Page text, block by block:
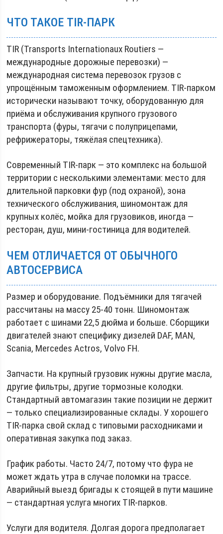
ЧТО ТАКОЕ TIR-ПАРК
TIR (Transports Internationaux Routiers —
международные дорожные перевозки) —
международная система перевозок грузов с
упрощённым таможенным оформлением. TIR-парком
исторически называют точку, оборудованную для
приёма и обслуживания крупного грузового
транспорта (фуры, тягачи с полуприцепами,
рефрижераторы, тяжёлая спецтехника).
Современный TIR-парк — это комплекс на большой
территории с несколькими элементами: место для
длительной парковки фур (под охраной), зона
технического обслуживания, шиномонтаж для
крупных колёс, мойка для грузовиков, иногда —
ресторан, душ, мини-гостиница для водителей.
ЧЕМ ОТЛИЧАЕТСЯ ОТ ОБЫЧНОГО
АВТОСЕРВИСА
Размер и оборудование. Подъёмники для тягачей
рассчитаны на массу 25-40 тонн. Шиномонтаж
работает с шинами 22,5 дюйма и больше. Сборщики
двигателей знают специфику дизелей DAF, MAN,
Scania, Mercedes Actros, Volvo FH.
Запчасти. На крупный грузовик нужны другие масла,
другие фильтры, другие тормозные колодки.
Стандартный автомагазин такие позиции не держит
— только специализированные склады. У хорошего
TIR-парка свой склад с типовыми расходниками и
оперативная закупка под заказ.
График работы. Часто 24/7, потому что фура не
может ждать утра в случае поломки на трассе.
Аварийный выезд бригады к стоящей в пути машине
— стандартная услуга многих TIR-парков.
Услуги для водителя. Долгая дорога предполагает